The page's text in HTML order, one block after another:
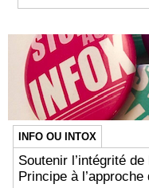
INFO OU INTOX
Soutenir l’intégrité
Principe à